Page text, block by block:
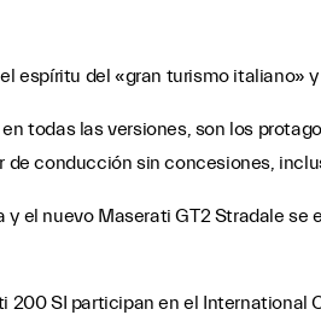
espíritu del «gran turismo italiano»
todas las versiones, son los
conducción sin concesiones,
el nuevo Maserati GT2 Stradale
SI participan en el International